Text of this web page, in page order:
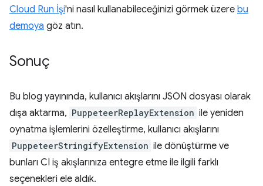
Cloud Run İşi'ni nasıl kullanabileceğinizi görmek üzere bu
demoya göz atın.
Sonuç
Bu blog yayınında, kullanıcı akışlarını JSON dosyası olarak
dışa aktarma, PuppeteerReplayExtension ile yeniden
oynatma işlemlerini özelleştirme, kullanıcı akışlarını
PuppeteerStringifyExtension ile dönüştürme ve
bunları CI iş akışlarınıza entegre etme ile ilgili farklı
seçenekleri ele aldık.